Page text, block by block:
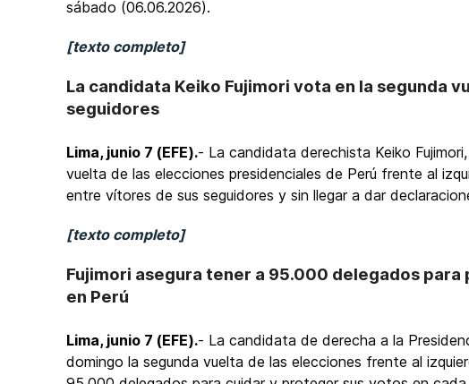
sábado (06.06.2026).
[texto completo]
La candidata Keiko Fujimori vota en la segunda
seguidores
Lima, junio 7 (EFE).- La candidata derechista Keiko
vuelta de las elecciones presidenciales de Perú frente al
entre vítores de sus seguidores y sin llegar a dar
[texto completo]
Fujimori asegura tener a 95.000 delegados
en Perú
Lima, junio 7 (EFE).- La candidata de derecha a la
domingo la segunda vuelta de las elecciones frente al